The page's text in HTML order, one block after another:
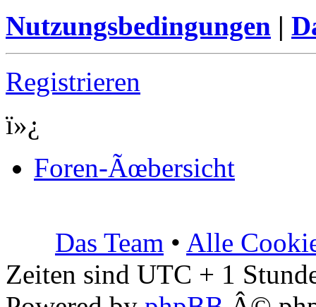
Nutzungsbedingungen |
Registrieren
ï»¿
Foren-Ãœbersicht
Das Team • Alle
Zeiten sind UTC + 1